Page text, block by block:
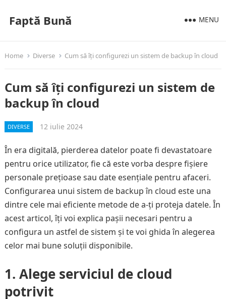
Faptă Bună MENU
Home Diverse Cum să îți configurezi un sistem de backup în cloud
Cum să îți configurezi un sistem de
backup în cloud
DIVERSE 12 iulie 2024
În era digitală, pierderea datelor poate fi devastatoare
pentru orice utilizator, fie că este vorba despre fișiere
personale prețioase sau date esențiale pentru afaceri.
Configurarea unui sistem de backup în cloud este una
dintre cele mai eficiente metode de a-ți proteja datele. În
acest articol, îți voi explica pașii necesari pentru a
configura un astfel de sistem și te voi ghida în alegerea
celor mai bune soluții disponibile.
1. Alege serviciul de cloud
potrivit